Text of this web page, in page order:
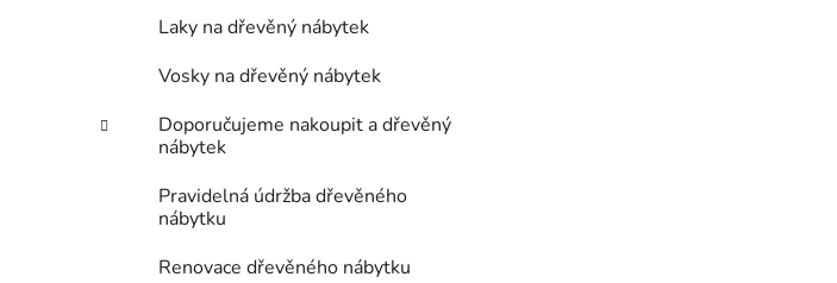
Laky na dřevěný nábytek
Vosky na dřevěný nábytek
Doporučujeme nakoupit a dřevěný
nábytek
Pravidelná údržba dřevěného
nábytku
Renovace dřevěného nábytku